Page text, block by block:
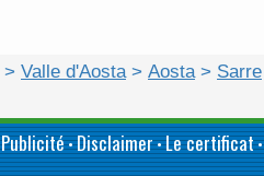
> Valle d'Aosta > Aosta > Sarre
Publicité•Disclaimer•Le certificat•